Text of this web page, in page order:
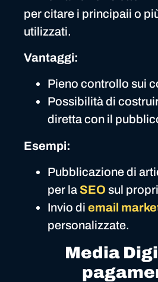
per citare i principaii o
utilizzati.
Vantaggi:
Pieno controllo sui
Possibilità di
diretta con il
Esempi:
Pubblicazione di
per la SEO sul
Invio di email
personalizzate.
Media